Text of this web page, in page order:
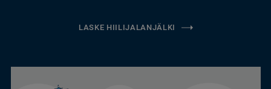
LASKE HIILIJALANJÄLKI